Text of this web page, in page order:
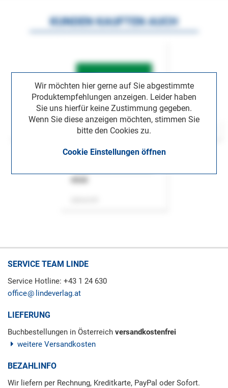
Wir möchten hier gerne auf Sie abgestimmte
Produktempfehlungen anzeigen. Leider haben
Sie uns hierfür keine Zustimmung gegeben.
Wenn Sie diese anzeigen möchten, stimmen Sie
bitte den Cookies zu.
Cookie Einstellungen öffnen
KUNDEN KAUFTEN AUCH
SERVICE TEAM LINDE
Service Hotline: +43 1 24 630
office
lindeverlag.at
LIEFERUNG
Buchbestellungen in Österreich versandkostenfrei
weitere Versandkosten
BEZAHLINFO
Wir liefern per Rechnung, Kreditkarte, PayPal oder Sofort.